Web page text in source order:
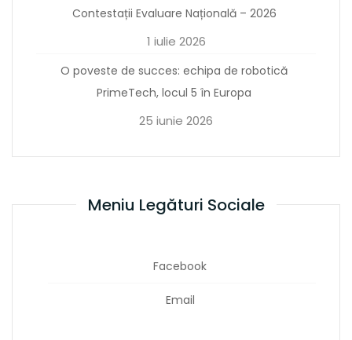
Contestații Evaluare Națională – 2026
1 iulie 2026
O poveste de succes: echipa de robotică
PrimeTech, locul 5 în Europa
25 iunie 2026
Meniu Legături Sociale
Facebook
Email